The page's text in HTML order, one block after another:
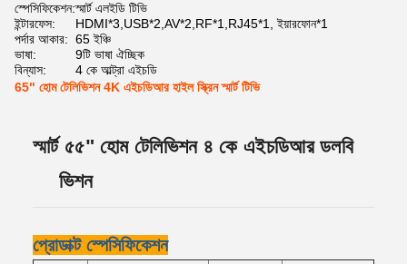
স্পেসিফিকেশন:স্মার্ট এলইডি টিভি
ইন্টারফেস:
HDMI*3,USB*2,AV*2,RF*1,RJ45*1, ইয়ারফোন*1
পর্দার আকার: 65 ইঞ্চি
ভাষা:
9টি ভাষা ঐচ্ছিক
বিন্যাস:
4 কে আল্ট্রা এইচডি
65" হোম টেলিভিশন 4K এইচডিআর হাইল স্ক্রিন স্মার্ট টিভি
স্মার্ট ৫৫" হোম টেলিভিশন ৪ কে এইচডিআর ডলবি
ভিশন
প্রোডাক্ট স্পেসিফিকেশন